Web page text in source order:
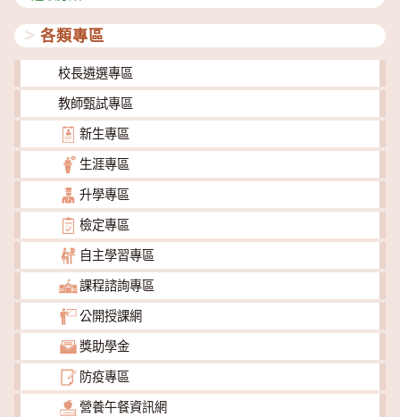
類
各類專區
校長遴選專區
教師甄試專區
新生專區
生涯專區
升學專區
檢定專區
自主學習專區
課程諮詢專區
公開授課網
獎助學金
防疫專區
營養午餐資訊網